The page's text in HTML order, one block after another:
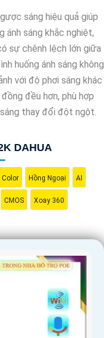
giá vô cùng hấp dẫn."
sáng hiệu quả giúp
sáng khắc nghiệt,
sự chênh lệch lớn giữa
huống ánh sáng không
với độ phơi sáng khác
đều hơn, phù hợp
thay đổi đột ngột.
DAHUA
Color Hồng Ngoại AI
CMOS Xoay 360